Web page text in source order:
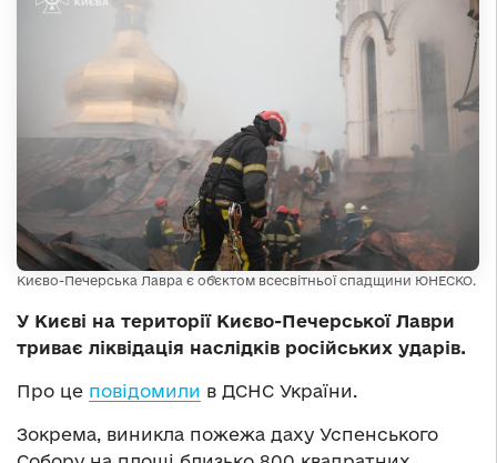
Києво-Печерська Лавра є об'єктом всесвітньої спадщини ЮНЕСКО.
У Києві на території Києво-Печерської Лаври
триває ліквідація наслідків російських ударів.
Про це повідомили в ДСНС України.
Зокрема, виникла пожежа даху Успенського